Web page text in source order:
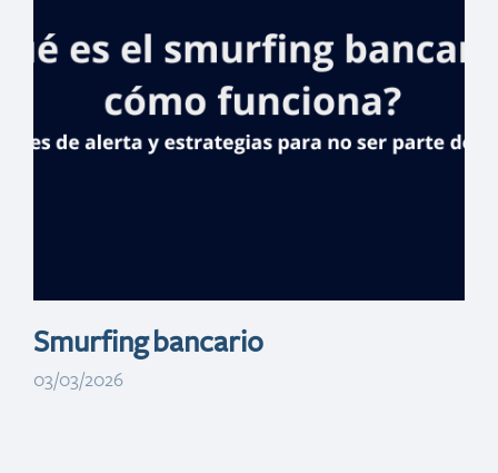
Inmobiliaria en
España con gran
variedad de
Smurfing bancario
03/03/2026